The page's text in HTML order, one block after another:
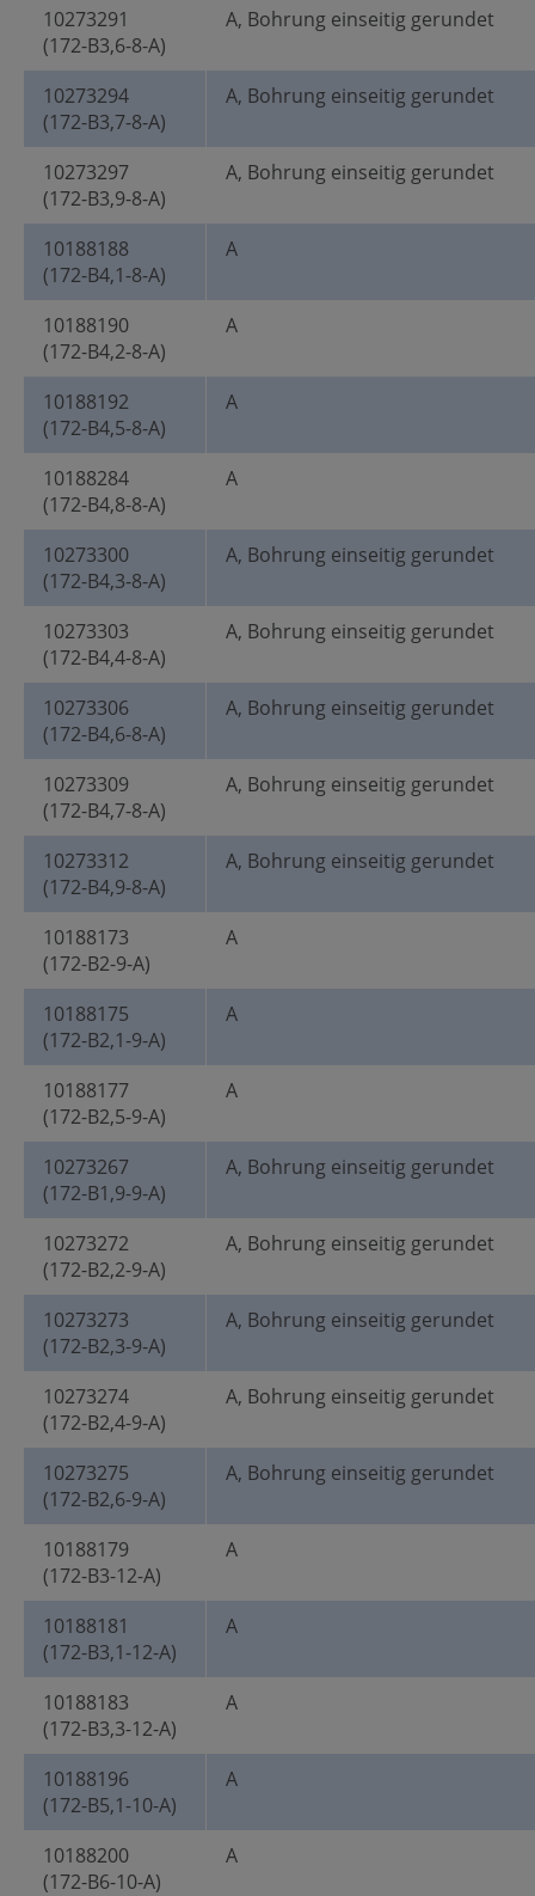
10273291
(172-B3,6-8-A)
A, Bohrung einseitig gerundet
10273294
(172-B3,7-8-A)
A, Bohrung einseitig gerundet
10273297
(172-B3,9-8-A)
A, Bohrung einseitig gerundet
10188188
(172-B4,1-8-A)
A
10188190
(172-B4,2-8-A)
A
10188192
(172-B4,5-8-A)
A
10188284
(172-B4,8-8-A)
A
10273300
(172-B4,3-8-A)
A, Bohrung einseitig gerundet
10273303
(172-B4,4-8-A)
A, Bohrung einseitig gerundet
10273306
(172-B4,6-8-A)
A, Bohrung einseitig gerundet
10273309
(172-B4,7-8-A)
A, Bohrung einseitig gerundet
10273312
(172-B4,9-8-A)
A, Bohrung einseitig gerundet
10188173
(172-B2-9-A)
A
10188175
(172-B2,1-9-A)
A
10188177
(172-B2,5-9-A)
A
10273267
(172-B1,9-9-A)
A, Bohrung einseitig gerundet
10273272
(172-B2,2-9-A)
A, Bohrung einseitig gerundet
10273273
(172-B2,3-9-A)
A, Bohrung einseitig gerundet
10273274
(172-B2,4-9-A)
A, Bohrung einseitig gerundet
10273275
(172-B2,6-9-A)
A, Bohrung einseitig gerundet
10188179
(172-B3-12-A)
A
10188181
(172-B3,1-12-A)
A
10188183
(172-B3,3-12-A)
A
10188196
(172-B5,1-10-A)
A
10188200
(172-B6-10-A)
A